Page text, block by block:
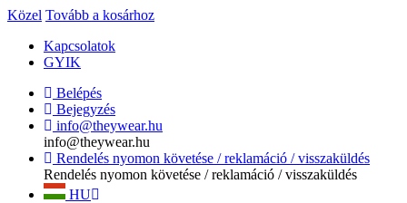
Közel Tovább a kosárhoz
Kapcsolatok
GYIK
Belépés
Bejegyzés
info@theywear.hu
info@theywear.hu
Rendelés nyomon követése / reklamáció / visszaküldés
Rendelés nyomon követése / reklamáció / visszaküldés
HU